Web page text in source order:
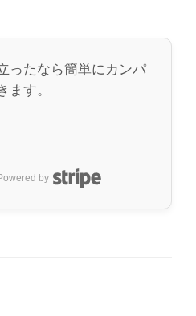
ったなら簡単にカンパ
ます。
by